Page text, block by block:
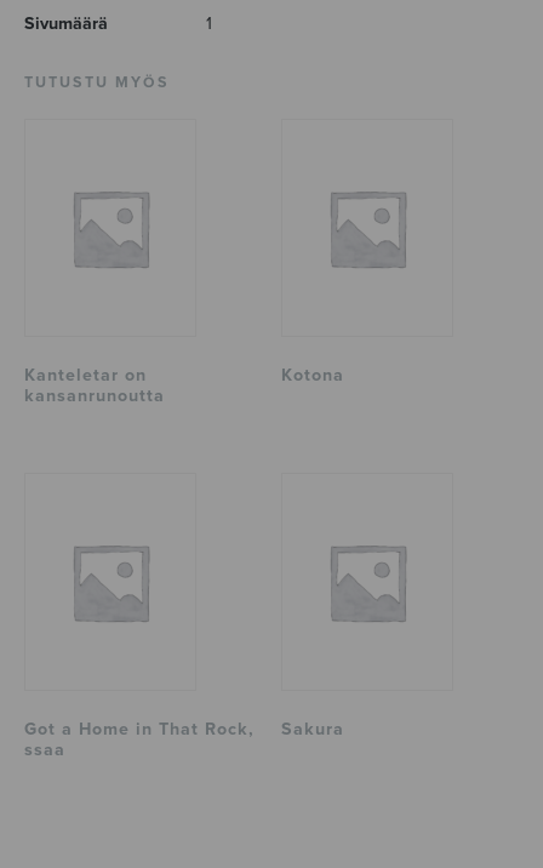
Sivumäärä 1
TUTUSTU MYÖS
Kanteletar on
kansanrunoutta
Kotona
Got a Home in That Rock,
ssaa
Sakura